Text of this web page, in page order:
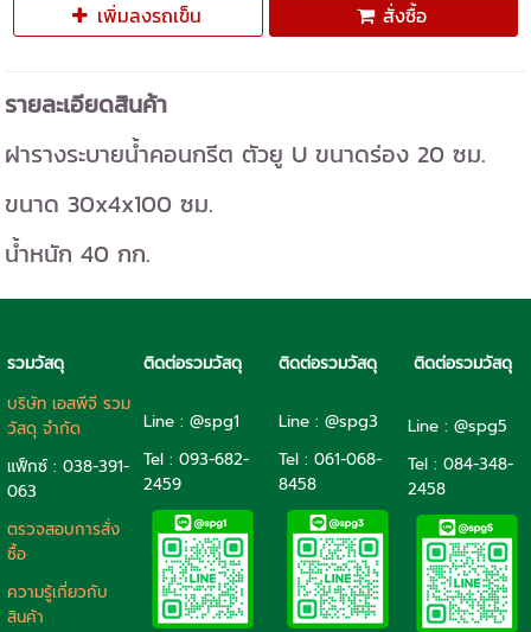
เพิ่มลงรถเข็น สั่งซื้อ
รายละเอียดสินค้า
ฝารางระบายน้ำคอนกรีต ตัวยู U ขนาดร่อง 20 ซม.
ขนาด 30x4x100 ซม.
น้ำหนัก 40 กก.
รวมวัสดุ ติดต่อรวมวัสดุ ติดต่อรวมวัสดุ
ติดต่อรวมวัสดุ
บริษัท เอสพีจี รวม
วัสดุ จำกัด
แฟ็กซ์ : 038-391-
063
ตรวจสอบการสั่ง
ซื้อ
ความรู้เกี่ยวกับ
สินค้า
Line : @spg1
Tel : 093-682-
2459
Line : @spg3
Tel : 061-068-
8458
Line : @spg5
Tel : 084-348-
2458